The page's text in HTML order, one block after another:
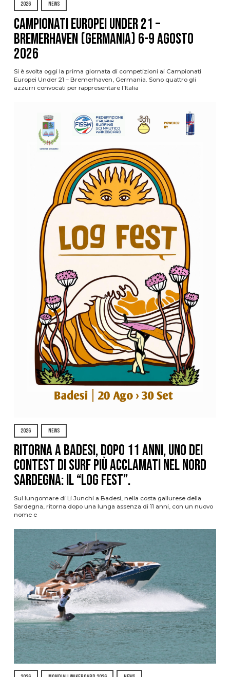
2026 NEWS
Campionati Europei Under 21 –
Bremerhaven (Germania) 6-9 agosto
2026
Si è svolta oggi la prima giornata di competizioni ai Campionati
Europei Under 21 – Bremerhaven, Germania. Sono quattro gli
azzurri convocati per rappresentare l’Italia
2026 NEWS
Ritorna a Badesi, dopo 11 anni, uno dei
contest di surf più acclamati nel nord
Sardegna: il “Log Fest”.
Sul lungomare di Li Junchi a Badesi, nella costa gallurese della
Sardegna, ritorna dopo una lunga assenza di 11 anni, con un nuovo
nome e